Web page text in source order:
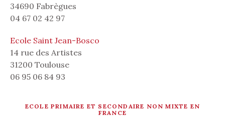
34690 Fabrègues
04 67 02 42 97
Ecole Saint Jean-Bosco
14 rue des Artistes
31200 Toulouse
06 95 06 84 93
ECOLE PRIMAIRE ET SECONDAIRE NON MIXTE EN
FRANCE